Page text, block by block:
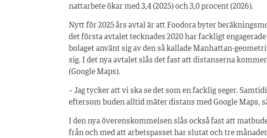
nattarbete ökar med 3,4 (2025) och 3,0 procent (2026).
Nytt för 2025 års avtal är att Foodora byter
det första avtalet tecknades 2020 har fackligt
bolaget använt sig av den så kallade Manhattan-
sig. I det nya avtalet slås det fast att distanserna
(Google Maps).
– Jag tycker att vi ska se det som en facklig seger.
eftersom buden alltid mäter distans med Google Maps,
I den nya överenskommelsen slås också fast att
från och med att arbetspasset har slutat och tre